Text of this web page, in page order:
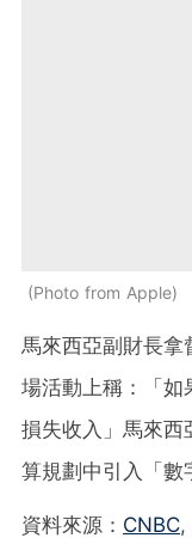
Photo from Apple
馬來西亞副財長
場活動上稱：「如
損失收入」馬來西
算規劃中引入「數
資料來源： CNBC,